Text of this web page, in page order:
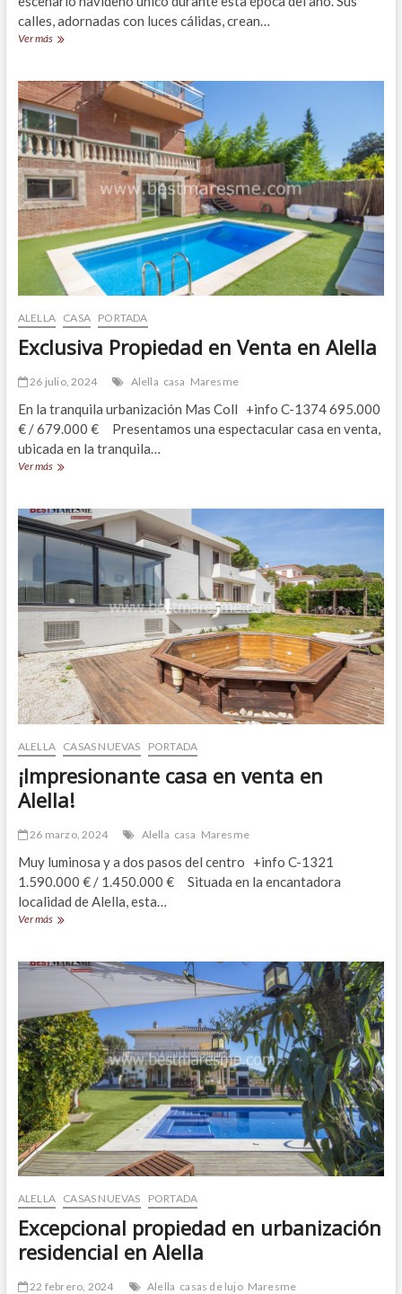
calles, adornadas con luces cálidas, crean…
Ver másNavidad
¡Tradición,
Encanto
y
Magia!
ALELLA CASA PORTADA
Exclusiva Propiedad en Venta en Alella
26 julio, 2024 Alella casa Maresme
En la tranquila urbanización Mas Coll +info C-1374 695.000
€ / 679.000 € Presentamos una espectacular casa en venta,
ubicada en la tranquila…
Ver másExclusiva
Venta
en
Alella
ALELLA CASAS NUEVAS PORTADA
¡Impresionante casa en venta en
Alella!
26 marzo, 2024 Alella casa Maresme
Muy luminosa y a dos pasos del centro +info C-1321
1.590.000 € / 1.450.000 € Situada en la encantadora
localidad de Alella, esta…
Ver más¡Impresionante
venta
ALELLA CASAS NUEVAS PORTADA
Excepcional propiedad en urbanización
residencial en Alella
22 febrero, 2024 Alella casas de lujo Maresme